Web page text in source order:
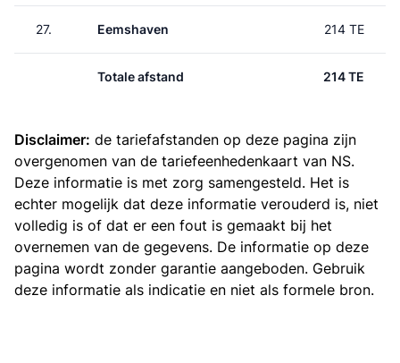
27. Eemshaven 214 TE
Totale afstand 214 TE
Disclaimer: de tariefafstanden op deze pagina zijn
overgenomen van de tariefeenhedenkaart van NS.
Deze informatie is met zorg samengesteld. Het is
echter mogelijk dat deze informatie verouderd is, niet
volledig is of dat er een fout is gemaakt bij het
overnemen van de gegevens. De informatie op deze
pagina wordt zonder garantie aangeboden. Gebruik
deze informatie als indicatie en niet als formele bron.